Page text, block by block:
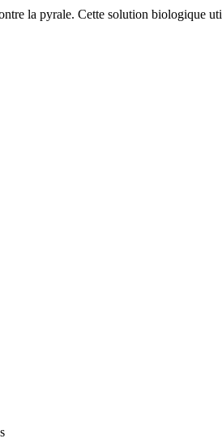
la pyrale. Cette solution biologique